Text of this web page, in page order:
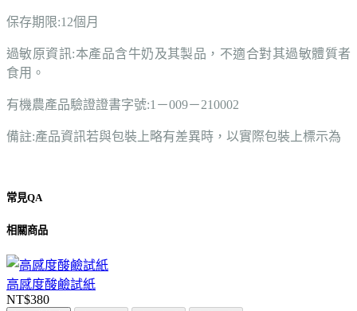
保存期限:12個月
過敏原資訊:本產品含牛奶及其製品，不適合對其過敏體質者
食用。
有機農產品驗證證書字號:1－009－210002
備註:產品資訊若與包裝上略有差異時，以實際包裝上標示為
常見QA
相關商品
高感度酸鹼試紙
NT$380